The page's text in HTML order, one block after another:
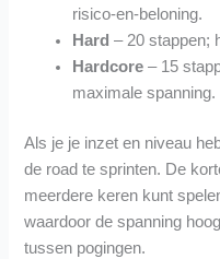
risico‑en‑beloning.
Hard – 20 stappen;
Hardcore – 15
maximale spanning.
Als je je inzet en niveau
de road te sprinten. De
meerdere keren kunt
waardoor de spanning
tussen pogingen.